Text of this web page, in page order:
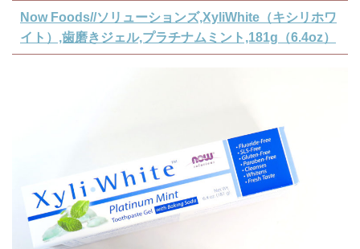
Now Foods//ソリューションズ,XyliWhite（キシリホワ
イト）,歯磨きジェル,プラチナムミント,181g（6.4oz）